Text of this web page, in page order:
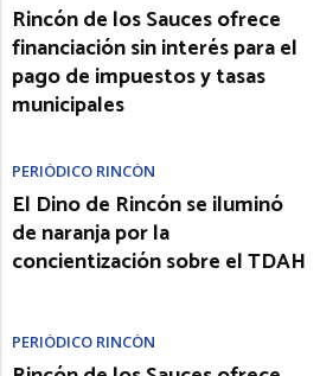
Rincón de los Sauces ofrece
financiación sin interés para el
pago de impuestos y tasas
municipales
PERIÓDICO RINCÓN
El Dino de Rincón se iluminó
de naranja por la
concientización sobre el TDAH
PERIÓDICO RINCÓN